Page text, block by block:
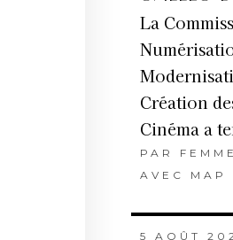
La
Création
Cinéma a
PAR
AVEC MAP
5 AOÛT